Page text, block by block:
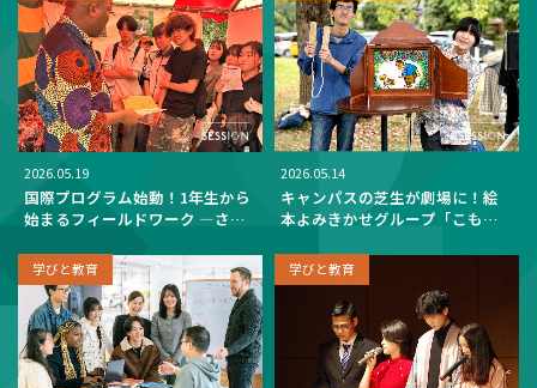
2026.05.19
国際プログラム始動！1年生から
始まるフィールドワーク ―さい
文化理解―
2026.05.14
キャンパスの芝生が劇場に！絵
本よみきかせグループ「こもれ
た多文化共生
学びと教育 学びと教育